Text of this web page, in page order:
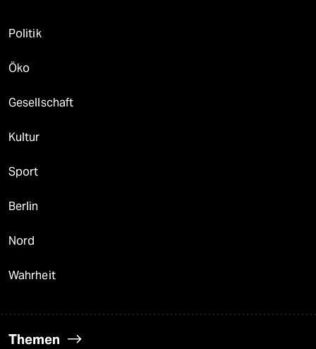
Politik
Öko
Gesellschaft
Kultur
Sport
Berlin
Nord
Wahrheit
Themen